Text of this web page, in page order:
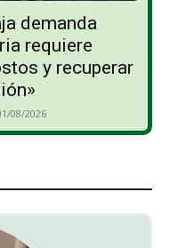
demanda
requiere
y recuperar
08/2026